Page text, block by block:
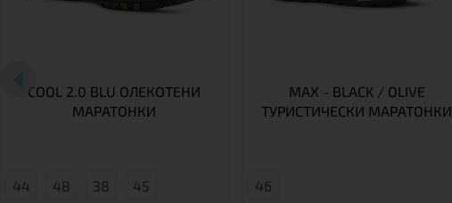
COOL 2.0 BLU ОЛЕКОТЕНИ
МАРАТОНКИ
44 48 38 45
MAX - BLACK / OLIVE
ТУРИСТИЧЕСКИ МАРАТОНКИ
46